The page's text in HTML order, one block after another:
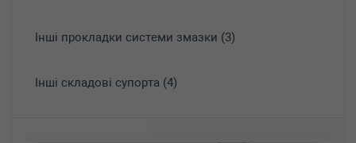
Інші прокладки системи змазки (3)
Інші складові супорта (4)